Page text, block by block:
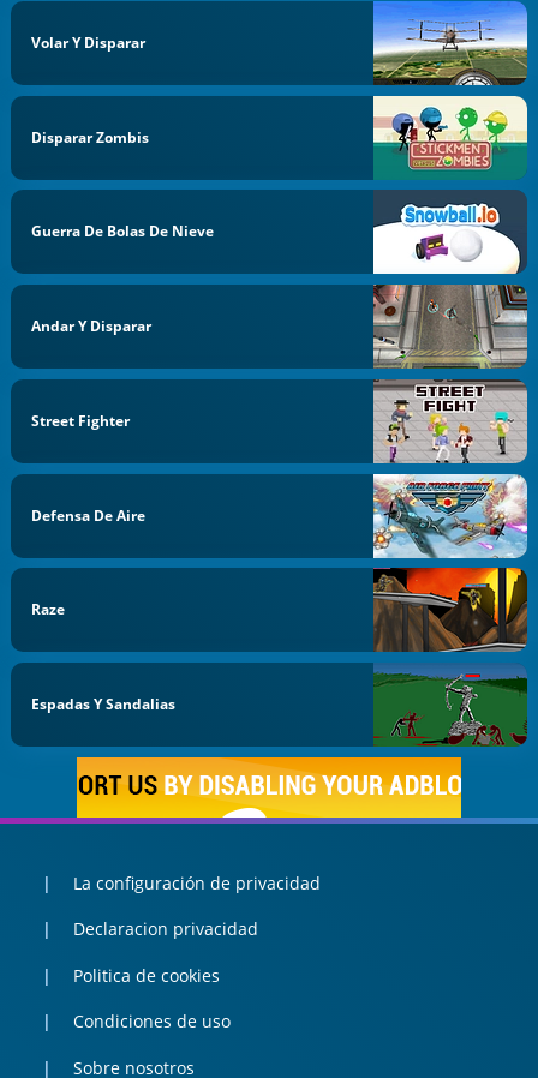
Volar Y Disparar
Disparar Zombis
Guerra De Bolas De Nieve
Andar Y Disparar
Street Fighter
Defensa De Aire
Raze
Espadas Y Sandalias
La configuración de privacidad
Declaracion privacidad
Politica de cookies
Condiciones de uso
Sobre nosotros